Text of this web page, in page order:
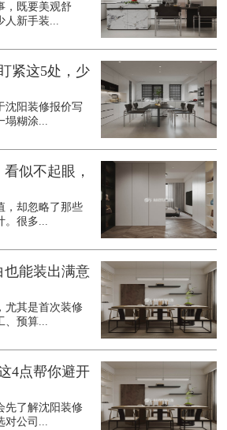
，既要美观舒
人新手装...
紧这5处，少
沈阳装修报价写
塌糊涂...
似不起眼，
，却忽略了那些
。很多...
也能装出满意
尤其是首次装修
、预算...
4点帮你避开
先了解沈阳装修
对公司...